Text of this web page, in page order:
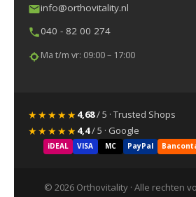
info@orthovitality.nl
040 - 82 00 274
Ma t/m vr: 09:00 – 17:00
★★★★★4,68/ 5 · Trusted Shops
★★★★★4,4/ 5 · Google
iDEAL VISA MC PayPal
© 2026 Orthovitality · Alle rechten